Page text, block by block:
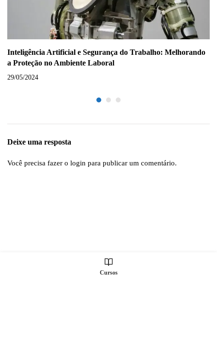
Inteligência Artificial e Segurança do Trabalho: Melhorando
a Proteção no Ambiente Laboral
29/05/2024
Deixe uma resposta
Você precisa fazer o login para publicar um comentário.
Cursos